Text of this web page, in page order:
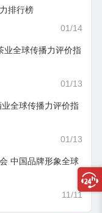
排行榜
01/14
业全球传播力评价指
01/13
全球传播力评价指
01/13
中国品牌形象全球
11/11